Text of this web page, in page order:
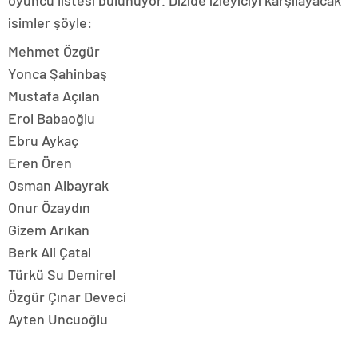
isimler şöyle:
Mehmet Özgür
Yonca Şahinbaş
Mustafa Açılan
Erol Babaoğlu
Ebru Aykaç
Eren Ören
Osman Albayrak
Onur Özaydın
Gizem Arıkan
Berk Ali Çatal
Türkü Su Demirel
Özgür Çınar Deveci
Ayten Uncuoğlu